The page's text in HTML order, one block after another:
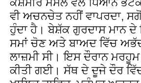
ਵੀ ਅਚਨਚੇਤ ਨਹੀਂ ਵਾਪਰਦਾ,
ਹੁੰਦਾ ਹੈ। ਬੇਸ਼ੱਕ ਗੁਰਦਾਸ ਮਾਨ
ਸਮਾਂ ਚੋਣ ਅਤੇ ਬਾਅਦ ਵਿੱਚ
ਲਾਜ਼ਮੀ ਸੀ। ਇਸ ਦੌਰਾਨ
ਕੀਤੀ ਗਈ। ਸੱਥ ਦੇ ਦੂਜੇ ਦੌਰ